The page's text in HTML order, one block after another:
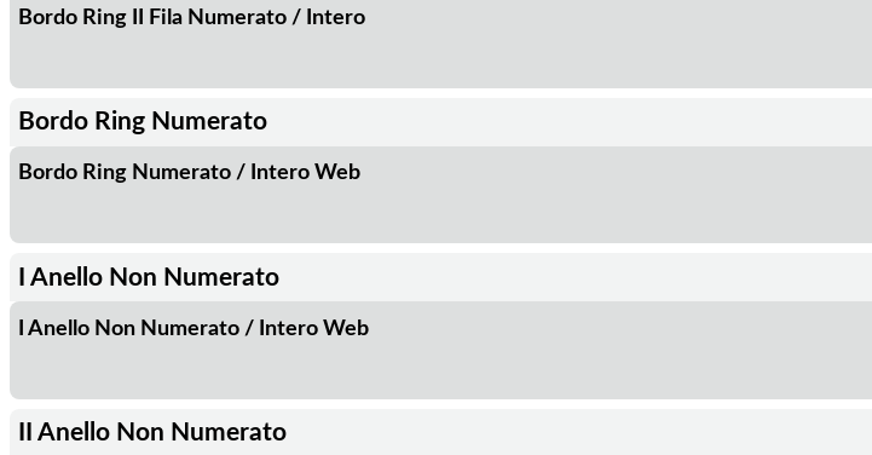
Bordo Ring II Fila Numerato / Intero
Bordo Ring Numerato
Bordo Ring Numerato / Intero Web
I Anello Non Numerato
I Anello Non Numerato / Intero Web
II Anello Non Numerato